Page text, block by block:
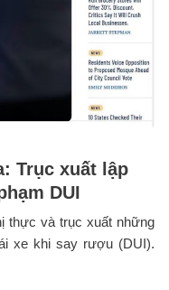
Trục xuất lập
DUI
thực và trục xuất những
xe khi say rượu (DUI).